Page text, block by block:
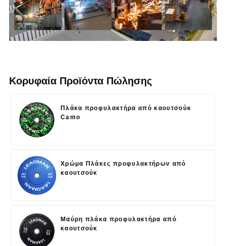
Κορυφαία Προϊόντα Πώλησης
Πλάκα προφυλακτήρα από καουτσούκ
Camo
Χρώμα Πλάκες προφυλακτήρων από
καουτσούκ
Μαύρη πλάκα προφυλακτήρα από
καουτσούκ